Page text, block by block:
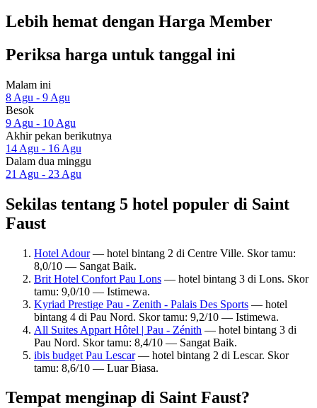
Lebih hemat dengan Harga Member
Periksa harga untuk tanggal ini
Malam ini
8 Agu - 9 Agu
Besok
9 Agu - 10 Agu
Akhir pekan berikutnya
14 Agu - 16 Agu
Dalam dua minggu
21 Agu - 23 Agu
Sekilas tentang 5 hotel populer di Saint
Faust
Hotel Adour— hotel bintang 2 di Centre Ville. Skor tamu:
8,0/10 — Sangat Baik.
Brit Hotel Confort Pau Lons — hotel bintang 3 di Lons. Skor
tamu: 9,0/10 — Istimewa.
Kyriad Prestige Pau - Zenith - Palais Des Sports — hotel
bintang 4 di Pau Nord. Skor tamu: 9,2/10 — Istimewa.
All Suites Appart Hôtel | Pau - Zénith — hotel bintang 3 di
Pau Nord. Skor tamu: 8,4/10 — Sangat Baik.
ibis budget Pau Lescar— hotel bintang 2 di Lescar. Skor
tamu: 8,6/10 — Luar Biasa.
Tempat menginap di Saint Faust?